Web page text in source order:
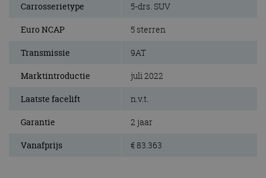
Carrosserietype 5-drs. SUV
Euro NCAP 5 sterren
Transmissie 9AT
Marktintroductie juli 2022
Laatste facelift n.v.t.
Garantie 2 jaar
Vanafprijs € 83.363